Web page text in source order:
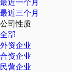
最近一个月
最近三个月
公司性质
全部
外资企业
合资企业
民营企业